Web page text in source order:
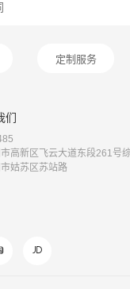
定制服务
们
高新区飞云大道东段261号
姑苏区苏站路
